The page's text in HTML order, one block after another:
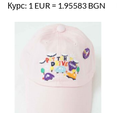
Курс: 1 EUR = 1.95583 BGN